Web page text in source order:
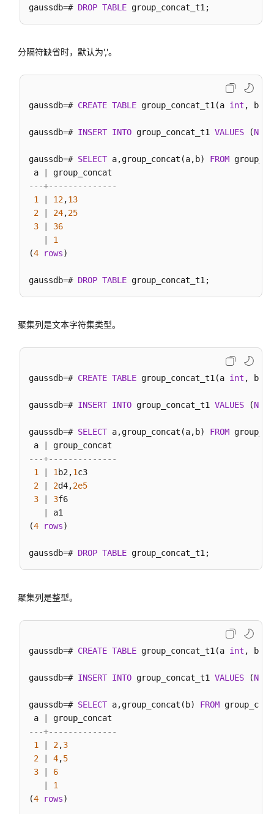
系
数
AI
性
数
动
态
据
脱
层
归
询
数
内
函
数
Global
SysCache
检
修
函
XML
gaussdb=# DROP TABLE
分隔符缺省时，默认为','。
gaussdb=# CREATE TABLE group_concat_t1(a int , b
gaussdb=# INSERT INTO group_concat_t1 VALUES (NULL
gaussdb=# SELECT a,group_concat(a,b) FROM
a
---+--------------
1
12,13
2
24,25
3
36
1
(4 rows)
gaussdb=# DROP TABLE
聚集列是文本字符集类型。
gaussdb=# CREATE TABLE group_concat_t1(a int , b
gaussdb=# INSERT INTO group_concat_t1 VALUES (NULL
gaussdb=# SELECT a,group_concat(a,b) FROM
a
---+--------------
1
1 b2,1c3
2
2d4,2e5
3
3f6
a1
(4 rows)
gaussdb=# DROP TABLE
聚集列是整型。
gaussdb=# CREATE TABLE group_concat_t1(a int , b
gaussdb=# INSERT INTO group_concat_t1 VALUES (NULL
gaussdb=# SELECT a,group_concat(b) FROM
a
---+--------------
1
2,3
2
4,5
3
6
1
(4 rows)